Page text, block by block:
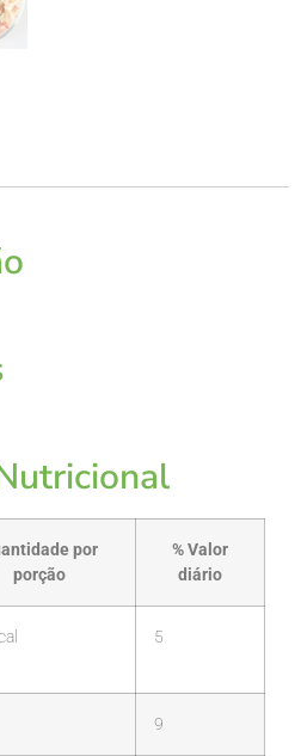
por
porção
% Valor
diário
5
9